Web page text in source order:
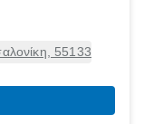
55133